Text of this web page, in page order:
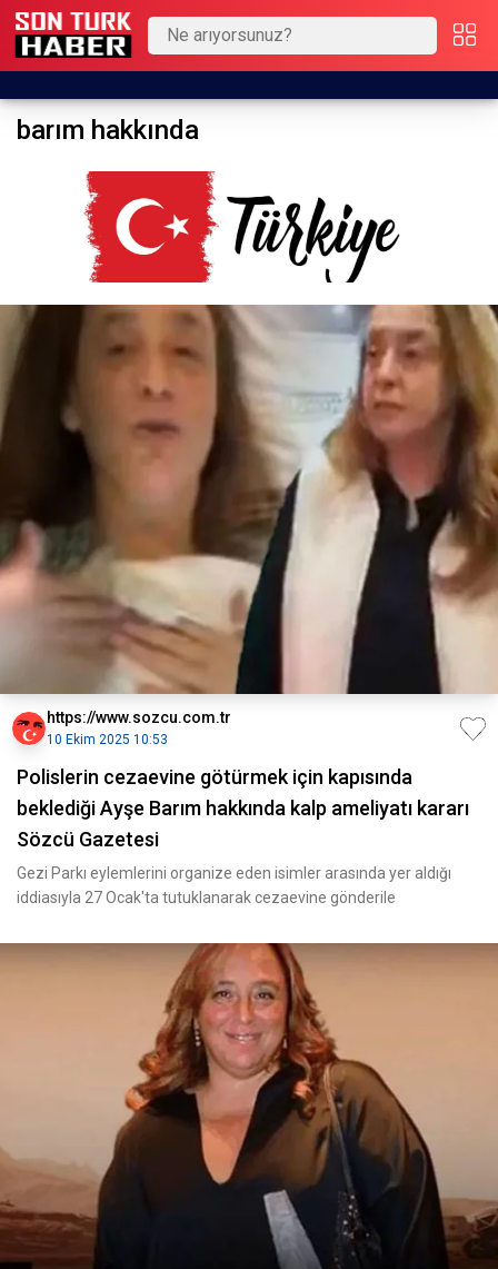
barım hakkında
https://www.sozcu.com.tr
10 Ekim 2025 10:53
Polislerin cezaevine götürmek için kapısında
beklediği Ayşe Barım hakkında kalp ameliyatı kararı
Sözcü Gazetesi
Gezi Parkı eylemlerini organize eden isimler arasında yer aldığı
iddiasıyla 27 Ocak'ta tutuklanarak cezaevine gönderile